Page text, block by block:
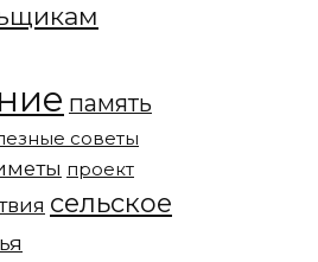
память
советы
проект
сельское